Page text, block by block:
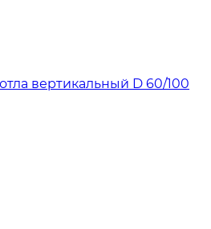
вертикальный D 60/100